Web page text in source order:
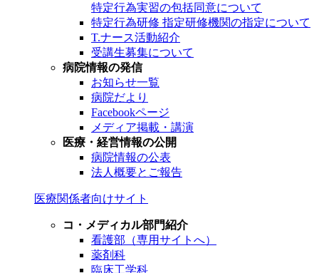
特定行為実習の包括同意について
特定行為研修 指定研修機関の指定について
T.ナース活動紹介
受講生募集について
病院情報の発信
お知らせ一覧
病院だより
Facebookページ
メディア掲載・講演
医療・経営情報の公開
病院情報の公表
法人概要とご報告
医療関係者向けサイト
コ・メディカル部門紹介
看護部（専用サイトへ）
薬剤科
臨床工学科